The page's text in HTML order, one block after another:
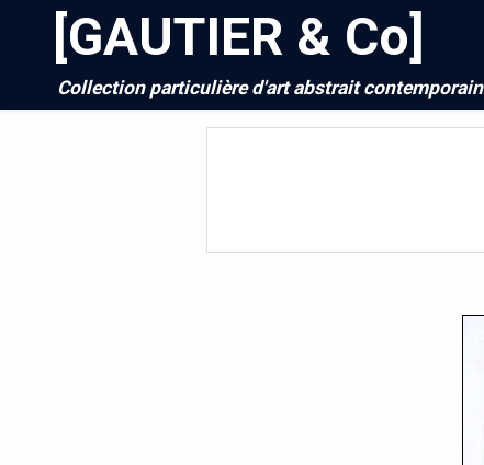
[GAUTIER & Co]
Collection particulière d'art abstrait contemporain